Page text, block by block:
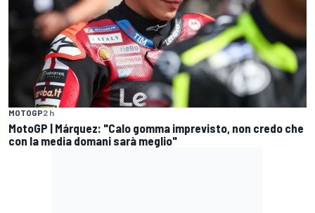
MOTOGP2 h
MotoGP | Márquez: "Calo gomma imprevisto, non credo che
con la media domani sarà meglio"